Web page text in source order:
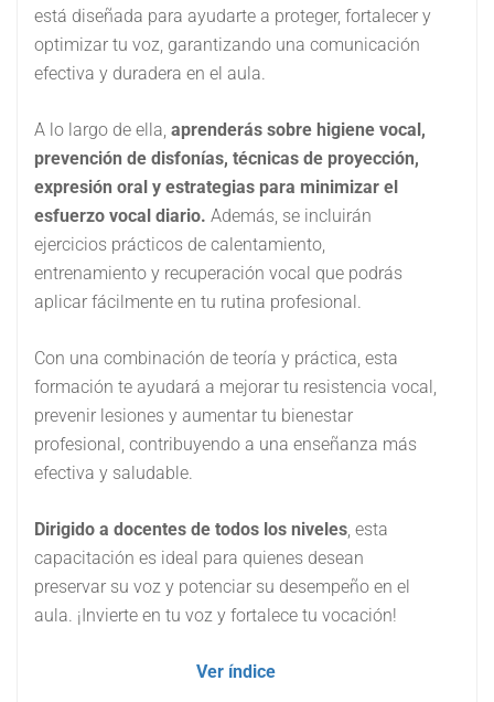
está diseñada para ayudarte a proteger, fortalecer y
optimizar tu voz, garantizando una comunicación
efectiva y duradera en el aula.
A lo largo de ella, aprenderás sobre higiene vocal,
prevención de disfonías, técnicas de proyección,
expresión oral y estrategias para minimizar el
esfuerzo vocal diario. Además, se incluirán
ejercicios prácticos de calentamiento,
entrenamiento y recuperación vocal que podrás
aplicar fácilmente en tu rutina profesional.
Con una combinación de teoría y práctica, esta
formación te ayudará a mejorar tu resistencia vocal,
prevenir lesiones y aumentar tu bienestar
profesional, contribuyendo a una enseñanza más
efectiva y saludable.
Dirigido a docentes de todos los niveles, esta
capacitación es ideal para quienes desean
preservar su voz y potenciar su desempeño en el
aula. ¡Invierte en tu voz y fortalece tu vocación!
Ver índice